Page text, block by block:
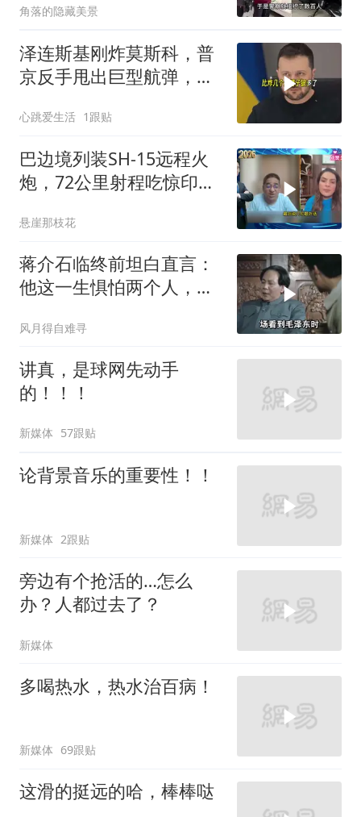
角落的隐藏美景
泽连斯基刚炸莫斯科，普
京反手甩出巨型航弹，砸
心跳爱生活 1跟贴
巴边境列装SH-15远程火
炮，72公里射程吃惊印度
悬崖那枝花
蒋介石临终前坦白直言：
他这一生惧怕两个人，却
风月得自难寻
讲真，是球网先动手
的！！！
新媒体 57跟贴
论背景音乐的重要性！！
新媒体 2跟贴
旁边有个抢活的…怎么
办？人都过去了？
新媒体
多喝热水，热水治百病！
新媒体 69跟贴
这滑的挺远的哈，棒棒哒